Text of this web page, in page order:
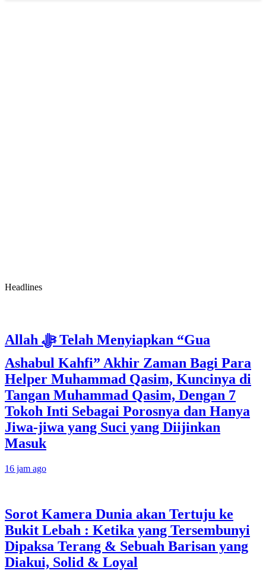
Headlines
Allah ﷻ Telah Menyiapkan “Gua
Ashabul Kahfi” Akhir Zaman Bagi Para
Helper Muhammad Qasim, Kuncinya di
Tangan Muhammad Qasim, Dengan 7
Tokoh Inti Sebagai Porosnya dan Hanya
Jiwa-jiwa yang Suci yang Diijinkan
Masuk
16 jam ago
Sorot Kamera Dunia akan Tertuju ke
Bukit Lebah : Ketika yang Tersembunyi
Dipaksa Terang & Sebuah Barisan yang
Diakui, Solid & Loyal